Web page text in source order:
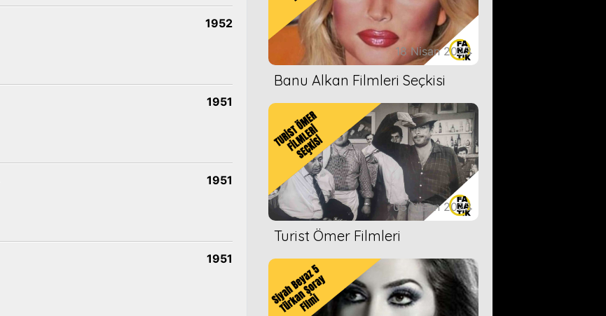
1952
1951
1951
1951
18 Nisan 2023
Banu Alkan Filmleri Seçkisi
05 Nisan 2023
Turist Ömer Filmleri